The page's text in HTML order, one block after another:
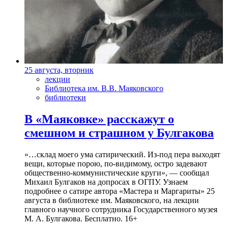
25 августа, вторник
лекции
Библиотека им. В.В. Маяковского
библиотеки
В «Маяковке» расскажут о
смешном и страшном у Булгакова
»…склад моего ума сатирический. Из-под пера выходят
вещи, которые порою, по-видимому, остро задевают
общественно-коммунистические круги», — сообщал
Михаил Булгаков на допросах в ОГПУ. Узнаем
подробнее о сатире автора «Мастера и Маргариты» 25
августа в библиотеке им. Маяковского, на лекции
главного научного сотрудника Государственного музея
М. А. Булгакова. Бесплатно. 16+